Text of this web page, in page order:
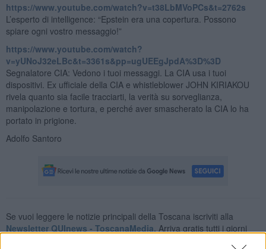
https://www.youtube.com/watch?v=t38LbMVoPCs&t=2762s
L’esperto di intelligence: “Epstein era una copertura. Possono
spiare ogni vostro messaggio!”
https://www.youtube.com/watch?
v=yUNoJ32eLBc&t=3361s&pp=ugUEEgJpdA%3D%3D
Segnalatore CIA: Vedono i tuoi messaggi. La CIA usa i tuoi
dispositivi. Ex ufficiale della CIA e whistleblower JOHN KIRIAKOU
rivela quanto sia facile tracciarti, la verità su sorveglianza,
manipolazione e tortura, e perché aver smascherato la CIA lo ha
portato in prigione.
Adolfo Santoro
Se vuoi leggere le notizie principali della Toscana iscriviti alla
Newsletter QUInews - ToscanaMedia. Arriva gratis tutti i giorni